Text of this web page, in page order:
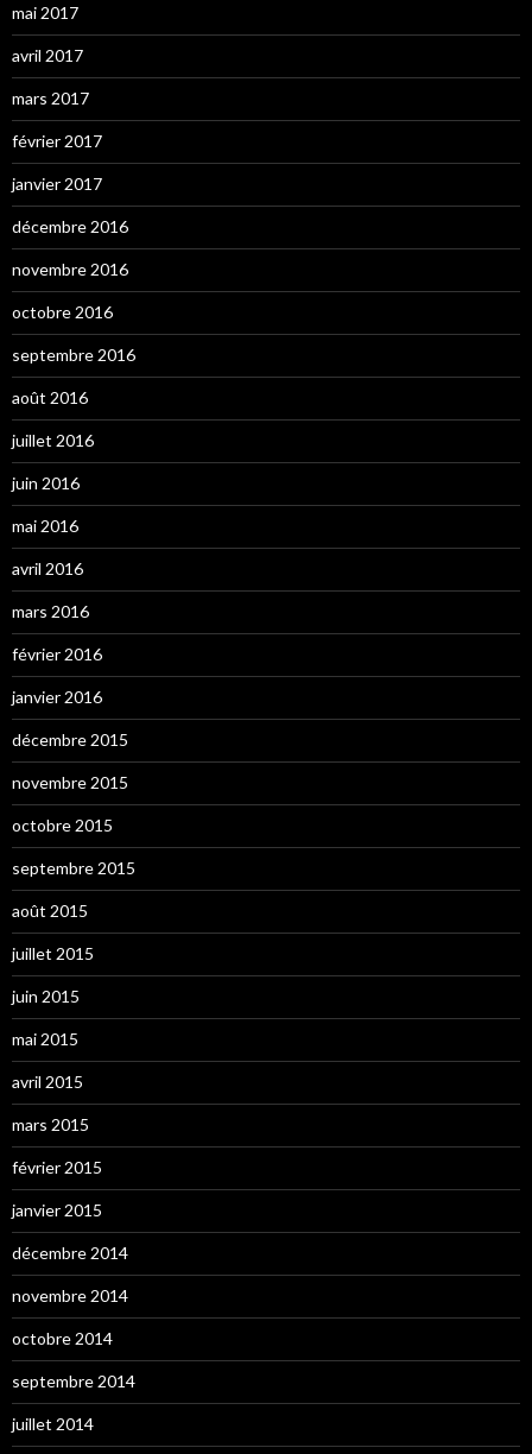
mai 2017
avril 2017
mars 2017
février 2017
janvier 2017
décembre 2016
novembre 2016
octobre 2016
septembre 2016
août 2016
juillet 2016
juin 2016
mai 2016
avril 2016
mars 2016
février 2016
janvier 2016
décembre 2015
novembre 2015
octobre 2015
septembre 2015
août 2015
juillet 2015
juin 2015
mai 2015
avril 2015
mars 2015
février 2015
janvier 2015
décembre 2014
novembre 2014
octobre 2014
septembre 2014
juillet 2014